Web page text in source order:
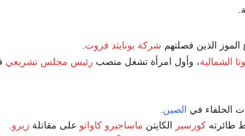
الذين فصلتهم شركة يونايتد فروت.
الشمالية، وأول امرأة تشغل منصب رئيس مجلس تشريعي
الحلفاء في الصين
طائرتهكورسير الكاپتن ماساجيرو كاواتو على مقاتلة زيرو.